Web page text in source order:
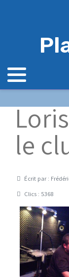
le
DétailsÉcrit par :
Clics : 5368